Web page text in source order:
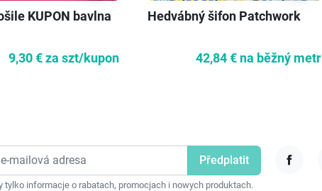
KUPON bavlna
9,30 €za szt/kupon
Hedvábný šifon Patchwork
42,84 € na běžný metr
tylko informacje o rabatach, promocjach i nowych produktach.